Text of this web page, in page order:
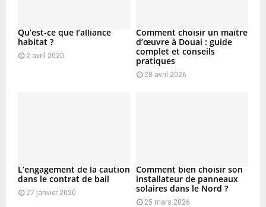
Qu’est-ce que l’alliance
habitat ?
2 avril 2020
Comment choisir un maître
d’œuvre à Douai : guide
complet et conseils
pratiques
28 avril 2026
L’engagement de la caution
dans le contrat de bail
27 janvier 2020
Comment bien choisir son
installateur de panneaux
solaires dans le Nord ?
25 mars 2026